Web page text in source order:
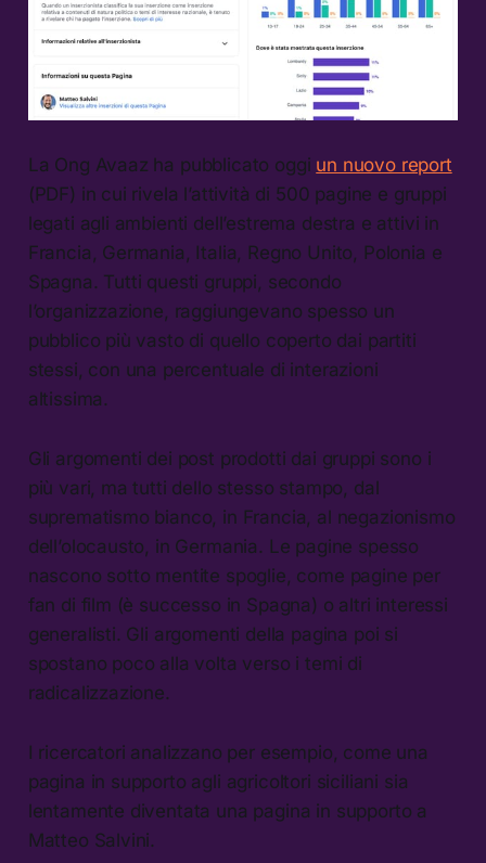
La Ong Avaaz ha pubblicato oggi un nuovo report
(PDF) in cui rivela l’attività di 500 pagine e gruppi
legati agli ambienti dell’estrema destra e attivi in
Francia, Germania, Italia, Regno Unito, Polonia e
Spagna. Tutti questi gruppi, secondo
l’organizzazione, raggiungevano spesso un
pubblico più vasto di quello coperto dai partiti
stessi, con una percentuale di interazioni
altissima.
Gli argomenti dei post prodotti dai gruppi sono i
più vari, ma tutti dello stesso stampo, dal
suprematismo bianco, in Francia, al negazionismo
dell’olocausto, in Germania. Le pagine spesso
nascono sotto mentite spoglie, come pagine per
fan di film (è successo in Spagna) o altri interessi
generalisti. Gli argomenti della pagina poi si
spostano poco alla volta verso i temi di
radicalizzazione.
I ricercatori analizzano per esempio, come una
pagina in supporto agli agricoltori siciliani sia
lentamente diventata una pagina in supporto a
Matteo Salvini.